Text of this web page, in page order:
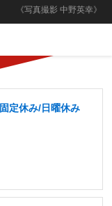
《写真撮影 中野英幸》
定休み/日曜休み